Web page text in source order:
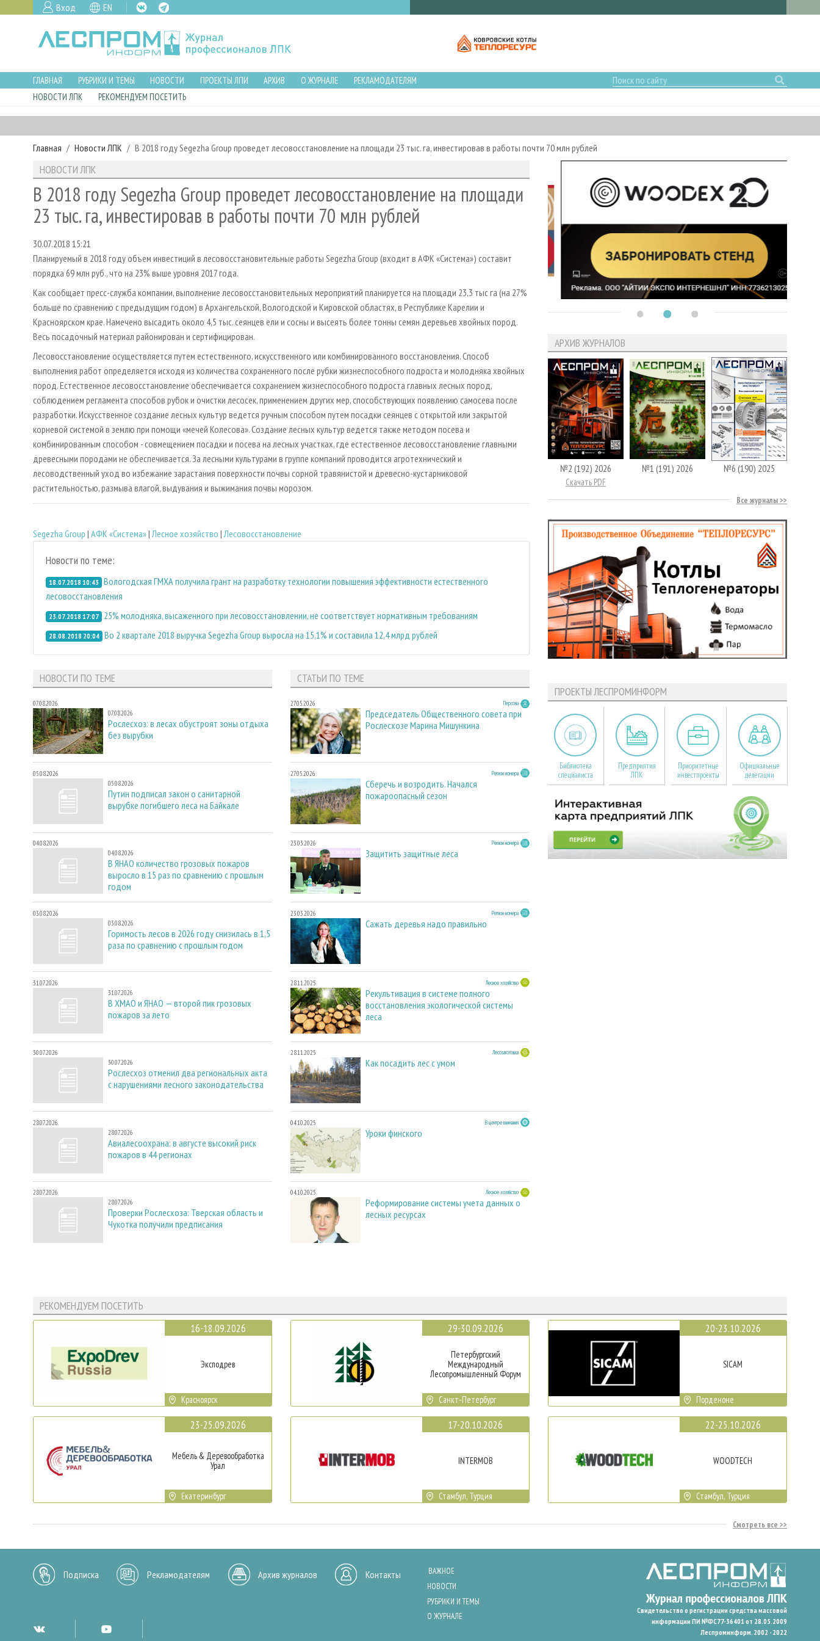
Вход EN
ГЛАВНАЯ РУБРИКИ И ТЕМЫ НОВОСТИ ПРОЕКТЫ ЛПИ АРХИВ О ЖУРНАЛЕ
РЕКЛАМОДАТЕЛЯМ
НОВОСТИ ЛПК
РЕКОМЕНДУЕМ ПОСЕТИТЬ
Главная Новости ЛПК В 2018 году Segezha Group проведет лесовосстановление на площади 23 тыс. га, инвестировав в работы почти 70 млн рублей
НОВОСТИ ЛПК
В 2018 году Segezha Group проведет лесовосстановление на площади
23 тыс. га, инвестировав в работы почти 70 млн рублей
30.07.2018 15:21
Планируемый в 2018 году объем инвестиций в лесовосстановительные работы Segezha Group (входит в АФК «Система») составит
порядка 69 млн руб., что на 23% выше уровня 2017 года.
Как сообщает пресс-служба компании, выполнение лесовосстановительных мероприятий планируется на площади 23,3 тыс га (на 27%
больше по сравнению с предыдущим годом) в Архангельской, Вологодской и Кировской областях, в Республике Карелии и
Красноярском крае. Намечено высадить около 4,5 тыс. сеянцев ели и сосны и высеять более тонны семян деревьев хвойных пород.
Весь посадочный материал районирован и сертифицирован.
Лесовосстановление осуществляется путем естественного, искусственного или комбинированного восстановления. Способ
выполнения работ определяется исходя из количества сохраненного после рубки жизнеспособного подроста и молодняка хвойных
пород. Естественное лесовосстановление обеспечивается сохранением жизнеспособного подроста главных лесных пород,
соблюдением регламента способов рубок и очистки лесосек, применением других мер, способствующих появлению самосева после
разработки. Искусственное создание лесных культур ведется ручным способом путем посадки сеянцев с открытой или закрытой
корневой системой в землю при помощи «мечей Колесова». Создание лесных культур ведется также методом посева и
комбинированным способом - совмещением посадки и посева на лесных участках, где естественное лесовосстановление главными
древесными породами не обеспечивается. За лесными культурами в группе компаний проводится агротехнический и
лесоводственный уход во избежание зарастания поверхности почвы сорной травянистой и древесно-кустарниковой
растительностью, размыва влагой, выдувания и выжимания почвы морозом.
Segezha Group | АФК «Система»| Лесное хозяйство | Лесовосстановление
Новости по теме:
18.07.2018 10:43 Вологодская ГМХА получила грант на разработку технологии повышения эффективности естественного
лесовосстановления
23.07.2018 17:07 25% молодняка, высаженного при лесовосстановлении, не соответствует нормативным требованиям
28.08.2018 20:04 Во 2 квартале 2018 выручка Segezha Group выросла на 15,1% и составила 12,4 млрд рублей
НОВОСТИ ПО ТЕМЕ
07.08.2026
07.08.2026
Рослесхоз: в лесах обустроят зоны отдыха
без вырубки
05.08.2026
05.08.2026
Путин подписал закон о санитарной
вырубке погибшего леса на Байкале
04.08.2026
04.08.2026
В ЯНАО количество грозовых пожаров
выросло в 15 раз по сравнению с прошлым
годом
03.08.2026
03.08.2026
Горимость лесов в 2026 году снизилась в 1,5
раза по сравнению с прошлым годом
31.07.2026
31.07.2026
В ХМАО и ЯНАО — второй пик грозовых
пожаров за лето
30.07.2026
30.07.2026
Рослесхоз отменил два региональных акта
с нарушениями лесного законодательства
28.07.2026
28.07.2026
Авиалесоохрана: в августе высокий риск
пожаров в 44 регионах
28.07.2026
28.07.2026
Проверки Рослесхоза: Тверская область и
Чукотка получили предписания
СТАТЬИ ПО ТЕМЕ
27.05.2026 Персона
Председатель Общественного совета при
Рослесхозе Марина Мишункина
27.05.2026 Регион номера
Сберечь и возродить. Начался
пожароопасный сезон
23.03.2026 Регион номера
Защитить защитные леса
23.03.2026 Регион номера
Сажать деревья надо правильно
28.11.2025 Лесное хозяйство
Рекультивация в системе полного
восстановления экологической системы
леса
28.11.2025 Лесозаготовка
Как посадить лес с умом
04.10.2025 В центре внимания
Уроки финского
04.10.2025 Лесное хозяйство
Реформирование системы учета данных о
лесных ресурсах
АРХИВ ЖУРНАЛОВ
№2 (192) 2026
Скачать PDF
№1 (191) 2026 №6 (190) 2025
Все журналы
ПРОЕКТЫ ЛЕСПРОМИНФОРМ
Библиотека
специалиста
Предприятия
ЛПК
Приоритетные
инвестпроекты
Официальные
делегации
РЕКОМЕНДУЕМ ПОСЕТИТЬ
16-18.09.2026
Эксподрев
Красноярск
23-25.09.2026
Мебель & Деревообработка
Урал
Екатеринбург
29-30.09.2026
Петербургский
Международный
Лесопромышленный Форум
Санкт-Петербург
17-20.10.2026
INTERMOB
Стамбул, Турция
20-23.10.2026
SICAM
Порденоне
22-25.10.2026
WOODTECH
Стамбул, Турция
Смотреть все
Подписка Рекламодателям Архив журналов Контакты
ВАЖНОЕ
НОВОСТИ
РУБРИКИ И ТЕМЫ
О ЖУРНАЛЕ
Свидетельство о регистрации средства массовой
информации ПИ №ФС77-36401 от 28.05.2009
Леспроминформ. 2002 - 2022